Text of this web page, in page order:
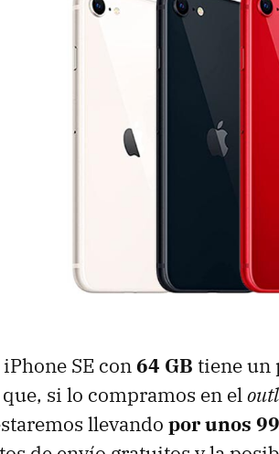
iPhone SE con64 GB tiene un
si lo compramos en el
llevando por unos